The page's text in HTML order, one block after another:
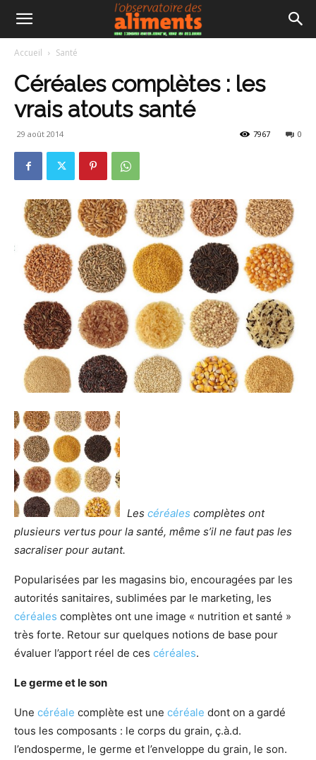
Accueil Santé
Céréales complètes : les
vrais atouts santé
29 août 2014 0
7967
Les céréales complètes ont
plusieurs vertus pour la santé, même s’il ne faut pas les
sacraliser pour autant.
Popularisées par les magasins bio, encouragées par les
autorités sanitaires, sublimées par le marketing, les
céréales complètes ont une image « nutrition et santé »
très forte. Retour sur quelques notions de base pour
évaluer l’apport réel de ces céréales.
Le germe et le son
Une céréale complète est une céréale dont on a gardé
tous les composants : le corps du grain, ç.à.d.
l’endosperme, le germe et l’enveloppe du grain, le son.